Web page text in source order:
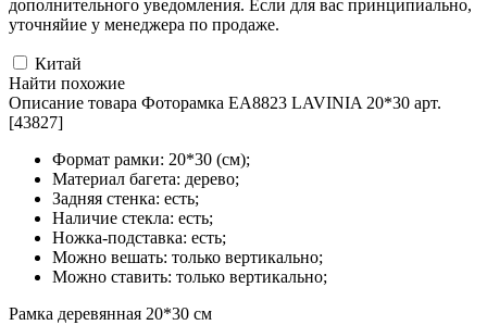
дополнительного уведомления. Если для вас принципиально,
уточняйие у менеджера по продаже.
Китай
Найти похожие
Описание товара Фоторамка EA8823 LAVINIA 20*30 арт.
[43827]
Формат рамки: 20*30 (см);
Материал багета: дерево;
Задняя стенка: есть;
Наличие стекла: есть;
Ножка-подставка: есть;
Можно вешать: только вертикально;
Можно ставить: только вертикально;
Рамка деревянная 20*30 см